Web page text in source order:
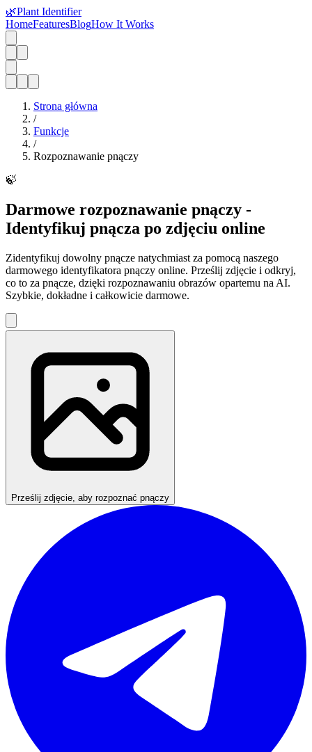
🌿Plant Identifier
HomeFeaturesBlogHow It Works
Strona główna
/
Funkcje
/
Rozpoznawanie pnączy
🍃
Darmowe rozpoznawanie pnączy -
Identyfikuj pnącza po zdjęciu online
Zidentyfikuj dowolny pnącze natychmiast za pomocą naszego
darmowego identyfikatora pnączy online. Prześlij zdjęcie i odkryj,
co to za pnącze, dzięki rozpoznawaniu obrazów opartemu na AI.
Szybkie, dokładne i całkowicie darmowe.
Prześlij zdjęcie, aby rozpoznać pnączy